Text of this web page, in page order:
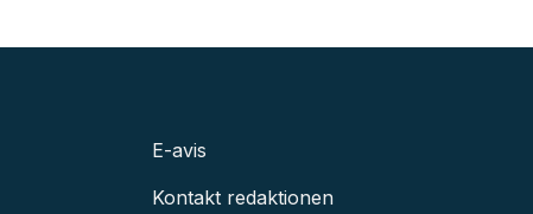
E-avis
Kontakt redaktionen